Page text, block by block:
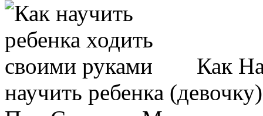
Как
научить ребенка